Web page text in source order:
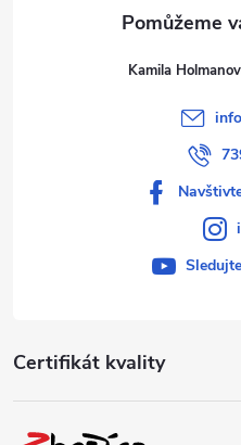
Certifikát kvality
Kamila
info